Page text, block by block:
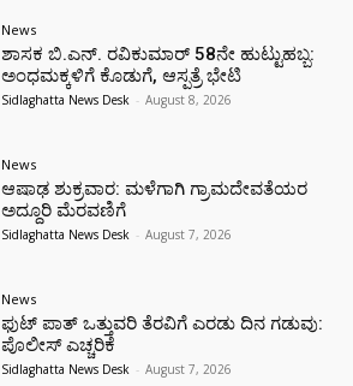
News
ಶಾಸಕ ಬಿ.ಎನ್. ರವಿಕುಮಾರ್ 58ನೇ ಹುಟ್ಟುಹಬ್ಬ:
ಅಂಧಮಕ್ಕಳಿಗೆ ಕೊಡುಗೆ, ಆಸ್ಪತ್ರೆ ಭೇಟಿ
Sidlaghatta News Desk - August 8, 2026
News
ಆಷಾಢ ಶುಕ್ರವಾರ: ಮಳೆಗಾಗಿ ಗ್ರಾಮದೇವತೆಯರ
ಅದ್ದೂರಿ ಮೆರವಣಿಗೆ
Sidlaghatta News Desk - August 7, 2026
News
ಫುಟ್‌ ಪಾತ್ ಒತ್ತುವರಿ ತೆರವಿಗೆ ಎರಡು ದಿನ ಗಡುವು:
ಪೊಲೀಸ್ ಎಚ್ಚರಿಕೆ
Sidlaghatta News Desk - August 7, 2026